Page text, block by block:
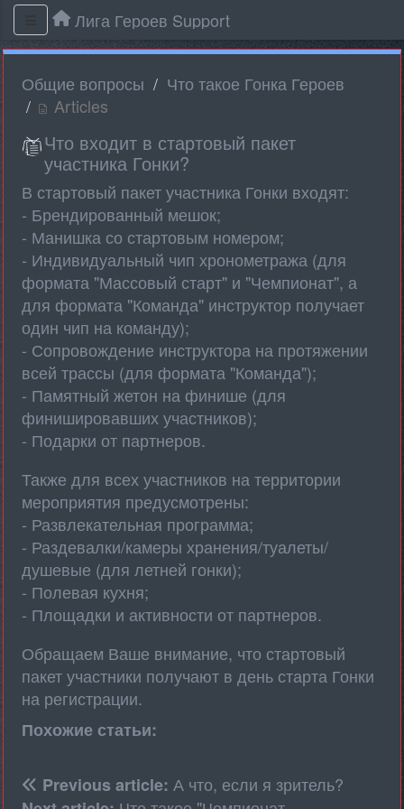
Лига Героев Support
Общие вопросы
Что такое Гонка Героев
Articles
Что входит в стартовый пакет
участника Гонки?
В стартовый пакет участника Гонки входят:
- Брендированный мешок;
- Манишка со стартовым номером;
- Индивидуальный чип хронометража (для
формата "Массовый старт" и "Чемпионат", а
для формата "Команда" инструктор получает
один чип на команду);
- Сопровождение инструктора на протяжении
всей трассы (для формата "Команда");
- Памятный жетон на финише (для
финишировавших участников);
- Подарки от партнеров.
Также для всех участников на территории
мероприятия предусмотрены:
- Развлекательная программа;
- Раздевалки/камеры хранения/туалеты/
душевые (для летней гонки);
- Полевая кухня;
- Площадки и активности от партнеров.
Обращаем Ваше внимание, что стартовый
пакет участники получают в день старта Гонки
на регистрации.
Похожие статьи:
Previous article: А что, если я зритель?